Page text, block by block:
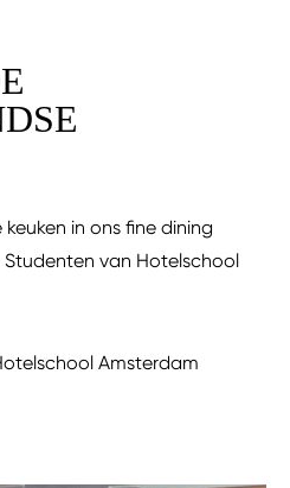
in ons fine dining
van Hotelschool
Amsterdam